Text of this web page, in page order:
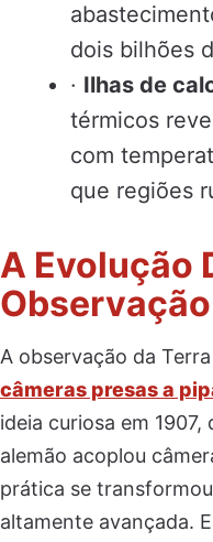
dois bilhões
· Ilhas de
térmicos
com
que regiões
A Evolução
A observação da
câmeras presas a
ideia curiosa em
alemão acoplou
prática se
altamente avançada.